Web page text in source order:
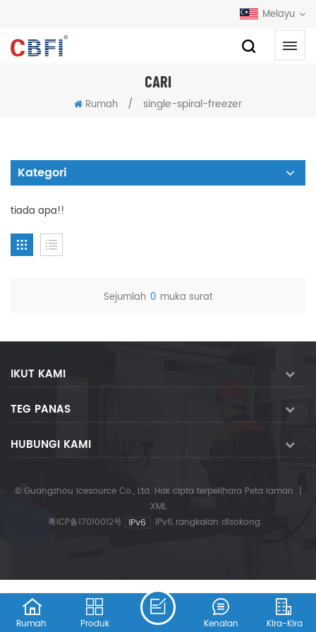
Melayu
CARI
Rumah / single-spiral-freezer
Kategori
tiada apa!!
Sejumlah 0 muka surat
IKUT KAMI
TEG PANAS
HUBUNGI KAMI
© Guangzhou Icesource Co., Ltd. Hak cipta terpelihara Peta laman |
XML
粤ICP备17010012号
IPv6 rangkaian disokong
Rumah Produk Kira-Kira
Kenalan